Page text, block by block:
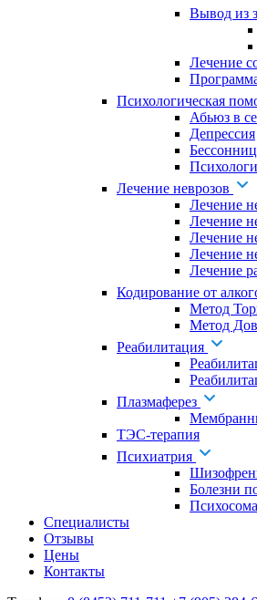
Вывод из
Лечение
Психологическая
Абьюз в
Депрессия
Лечение неврозов
Лечение
Лечение
Лечение
Лечение
Лечение
Кодирование от
Метод
Метод
Реабилитация
Плазмаферез
ТЭС-терапия
Психиатрия
Болезни
Специалисты
Отзывы
Цены
Контакты